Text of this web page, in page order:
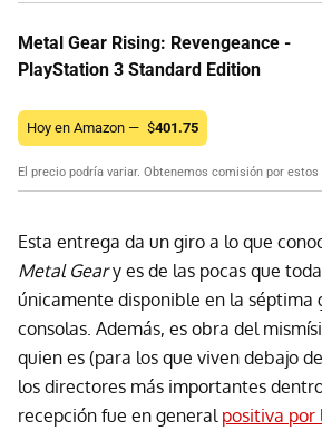
Metal Gear Rising: Revengeance -
PlayStation 3 Standard Edition
Hoy en Amazon — $401.75
El precio podría variar. Obtenemos comisión por estos
Esta entrega da un giro a lo que
Metal Geary es de las pocas que
únicamente disponible en la séptima
consolas. Además, es obra del
quien es (para los que viven debajo
los directores más importantes
recepción fue en general positiva por